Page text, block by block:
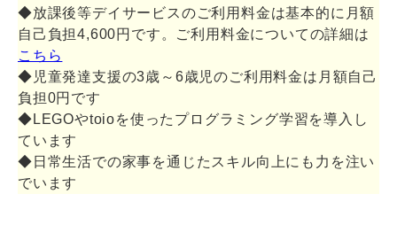
◆放課後等デイサービスのご利用料金は基本的に月額
自己負担4,600円です。ご利用料金についての詳細は
こちら
◆児童発達支援の3歳～6歳児のご利用料金は月額自己
負担0円です
◆LEGOやtoioを使ったプログラミング学習を導入し
ています
◆日常生活での家事を通じたスキル向上にも力を注い
でいます